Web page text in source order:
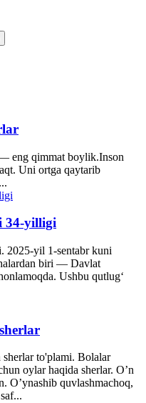
eng qimmat boylik.Inson
Uni ortga qaytarib
34-yilligi
2025-yil 1-sentabr kuni
biri — Davlat
Ushbu qutlug‘
to'plami. Bolalar
oylar haqida sherlar. O’n
O’ynashib quvlashmachoq,